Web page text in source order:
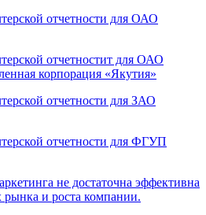
отчетности для ОАО
отчетностит для ОАО
корпорация «Якутия»
отчетности для ЗАО
отчетности для ФГУП
не достаточна эффективна
и роста компании.